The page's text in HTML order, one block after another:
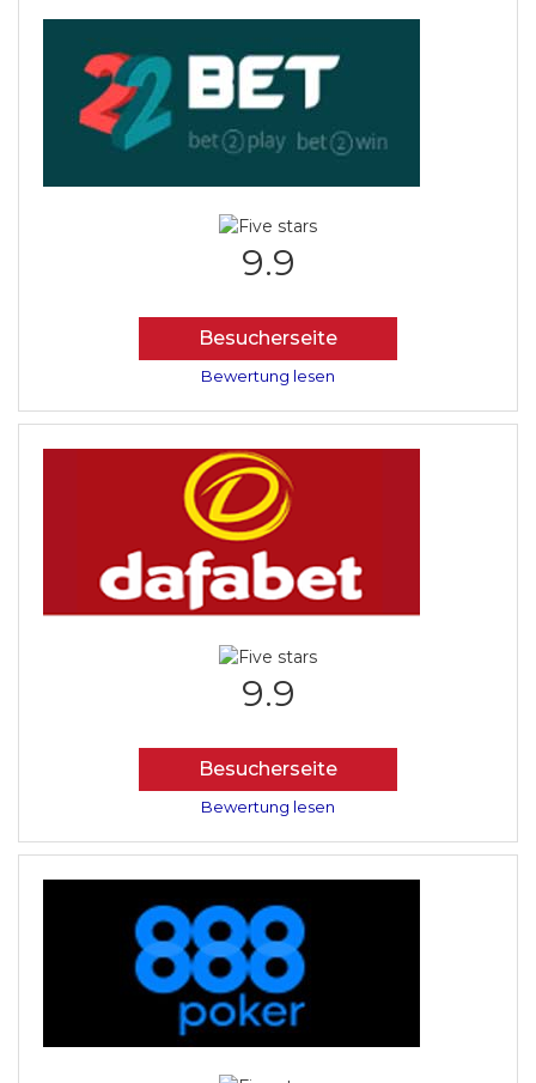
9.9
Besucherseite
Bewertung lesen
9.9
Besucherseite
Bewertung lesen